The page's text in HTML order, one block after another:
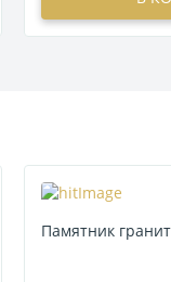
Памятник